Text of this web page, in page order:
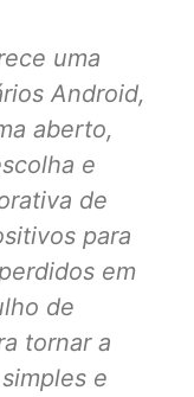
uma
Android,
aberto,
e
de
para
em
de
tornar a
e